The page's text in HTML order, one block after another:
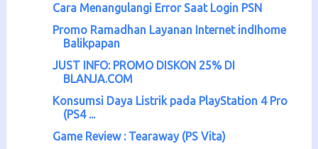
Cara Menangulangi Error Saat Login PSN
Promo Ramadhan Layanan Internet indIhome
Balikpapan
JUST INFO: PROMO DISKON 25% DI
BLANJA.COM
Konsumsi Daya Listrik pada PlayStation 4 Pro
(PS4 ...
Game Review : Tearaway (PS Vita)